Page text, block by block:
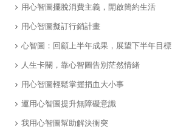
用心智圖擺脫消費主義，開啟簡約生活
用心智圖擬訂行銷計畫
​心智圖：回顧上半年成果，展望下半年目標
​人生卡關，靠心智圖告別茫然情緒
​用心智圖輕鬆掌握捐血大小事
運用心智圖提升無障礙意識
我用心智圖幫助解決衝突